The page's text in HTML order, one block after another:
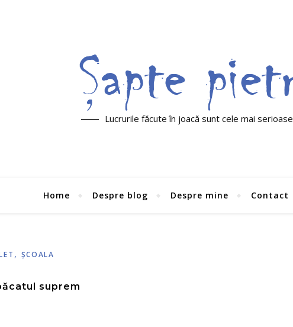
Lucrurile făcute în joacă sunt cele mai serioase
Home Despre blog Despre mine Contact
, ŞCOALA
suprem